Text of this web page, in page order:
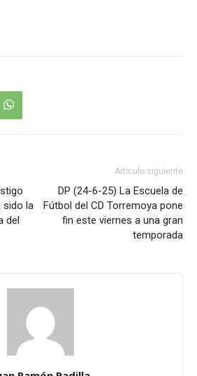
sido la
del
Artículo siguiente
DP (24-6-25) La Escuela de
Fútbol del CD Torremoya pone
fin este viernes a una gran
temporada